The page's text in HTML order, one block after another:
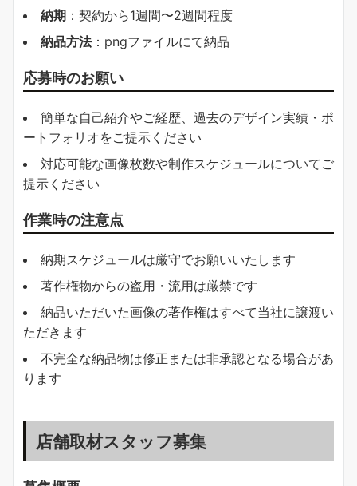
納期 ：契約から1週間〜2週間程度
納品方法：pngファイルにて納品
応募時のお願い
簡単な自己紹介やご経歴、過去のデザイン実績・ポ
ートフォリオをご提示ください
対応可能な画像枚数や制作スケジュールについてご
提示ください
作業時の注意点
納期スケジュールは厳守でお願いいたします
著作権物からの盗用・流用は厳禁です
納品いただいた画像の著作権はすべて当社に譲渡い
ただきます
不完全な納品物は修正または非承認となる場合があ
ります
店舗取材スタッフ募集